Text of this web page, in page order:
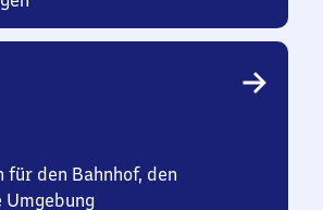
den Bahnhof, den
Umgebung